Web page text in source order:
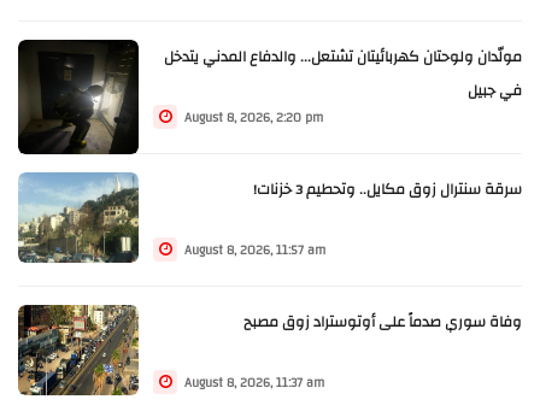
مولّدان ولوحتان كهربائيتان تشتعل... والدفاع المدني يتدخل
في جبيل
August 8, 2026, 2:20 pm
سرقة سنترال زوق مكايل.. وتحطيم 3 خزنات!
August 8, 2026, 11:57 am
وفاة سوري صدماً على أوتوستراد زوق مصبح
August 8, 2026, 11:37 am